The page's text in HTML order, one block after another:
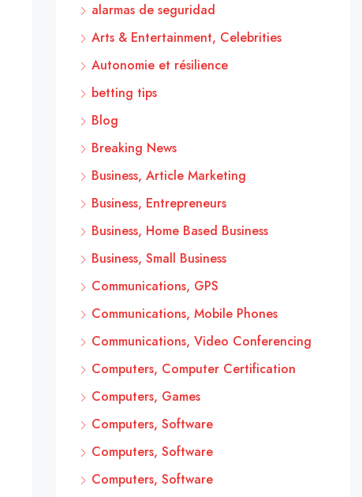
alarmas de seguridad
Arts & Entertainment, Celebrities
Autonomie et résilience
betting tips
Blog
Breaking News
Business, Article Marketing
Business, Entrepreneurs
Business, Home Based Business
Business, Small Business
Communications, GPS
Communications, Mobile Phones
Communications, Video Conferencing
Computers, Computer Certification
Computers, Games
Computers, Software
Computers, Software
Computers, Software